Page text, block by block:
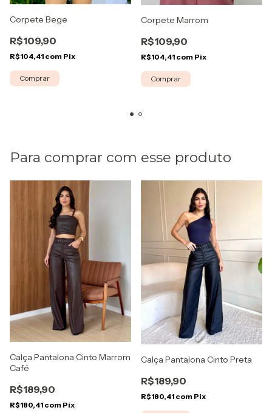
Corpete Bege
R$109,90
R$104,41 com Pix
Comprar
Corpete Marrom
R$109,90
R$104,41 com Pix
Comprar
Para comprar com esse produto
Calça Pantalona Cinto Marrom
Café
R$189,90
R$180,41 com Pix
Calça Pantalona Cinto Preta
R$189,90
R$180,41 com Pix